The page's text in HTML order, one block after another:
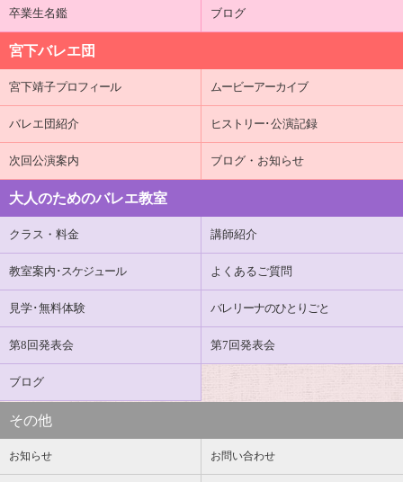
卒業生名鑑 ブログ
宮下バレエ団
宮下靖子プロフィール ムービーアーカイブ
バレエ団紹介 ヒストリー･公演記録
次回公演案内 ブログ・お知らせ
大人のためのバレエ教室
クラス・料金 講師紹介
教室案内 ･スケジュール よくあるご質問
見学･無料体験 バレリーナのひとりごと
第8回発表会 第7回発表会
ブログ
その他
お知らせ お問い合わせ